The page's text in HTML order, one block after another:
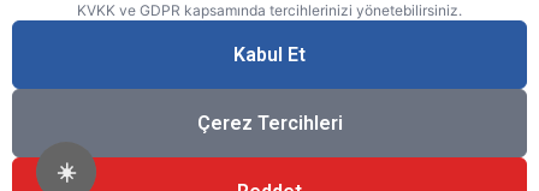
☀️
Gerçek zamanlı sayaç
KVKK ve GDPR kapsamında tercihlerinizi yönetebilirsiniz.
Kabul Et
Çerez Tercihleri